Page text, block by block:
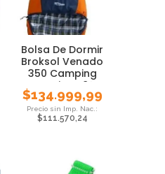
Bolsa De Dormir
Broksol Venado
350 Camping
Termica -8°
Carpa
$134.999,99
$111.570,24